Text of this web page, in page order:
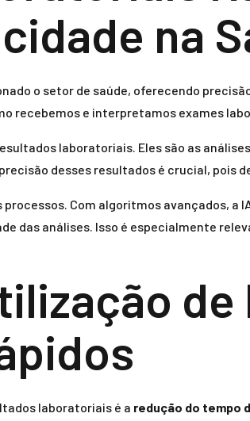
na
o setor de saúde, oferecendo
recebemos e interpretamos exames
laboratoriais. Eles são as
desses resultados é crucial, pois
Com algoritmos avançados, a
das análises. Isso é especialmente
de
laboratoriais é a redução do tempo